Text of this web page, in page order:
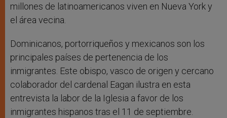
millones de latinoamericanos viven en Nueva York y
el área vecina.
Dominicanos, portorriqueños y mexicanos son los
principales países de pertenencia de los
inmigrantes. Este obispo, vasco de origen y cercano
colaborador del cardenal Eagan ilustra en esta
entrevista la labor de la Iglesia a favor de los
inmigrantes hispanos tras el 11 de septiembre.